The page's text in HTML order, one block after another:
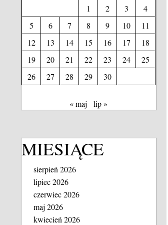
1
2 3
4
5
6 7 8 9 10
11
12
13 14 15 16 17
18
19
20 21 22 23 24
25
26
27 28 29 30
« maj lip »
MIESIĄCE
sierpień 2026
lipiec 2026
czerwiec 2026
maj 2026
kwiecień 2026